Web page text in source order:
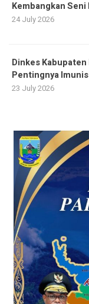
Kembangkan Seni
24 July 2026
Dinkes
Pentingnya
23 July 2026